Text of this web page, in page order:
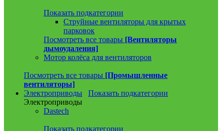
Показать подкатегории
Струйные вентиляторы для крытых
парковок
Посмотреть все товары [Вентиляторы
дымоудаления]
Мотор колёса для вентиляторов
Посмотреть все товары [Промышленные
вентиляторы]
Электроприводы
Показать подкатегории
Электроприводы
Dastech
Показать подкатегории